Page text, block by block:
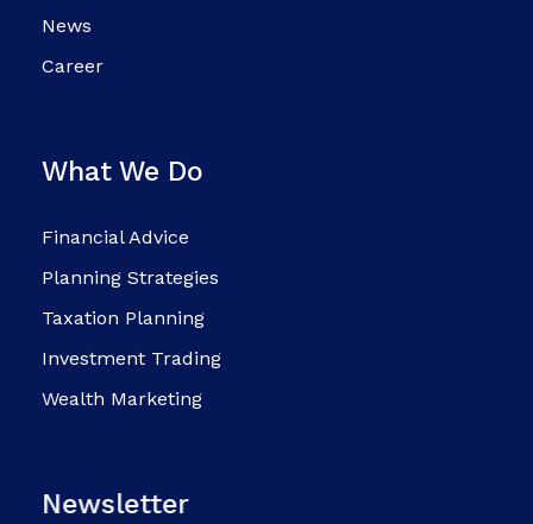
News
Career
What We Do
Financial Advice
Planning Strategies
Taxation Planning
Investment Trading
Wealth Marketing
Newsletter